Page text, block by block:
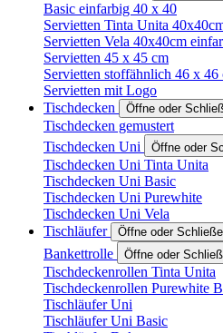
Basic einfarbig 40 x 40
Servietten Tinta Unita
Servietten Vela 40x40cm
Servietten 45 x 45 cm
Servietten stoffähnlich 46 x 46
Servietten mit Logo
Tischdecken
Öffne oder
Tischdecken gemustert
Tischdecken Uni
Öffne oder
Tischdecken Uni Tinta Unita
Tischdecken Uni Basic
Tischdecken Uni Purewhite
Tischdecken Uni Vela
Tischläufer
Öffne oder
Bankettrolle Öffne oder
Tischdeckenrollen Tinta Unita
Tischdeckenrollen Purewhite
Tischläufer Uni
Tischläufer Uni Basic